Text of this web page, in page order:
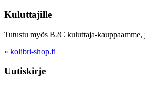
Kuluttajille
Tutustu myös B2C kuluttaja-
» kolibri-shop.fi
Uutiskirje